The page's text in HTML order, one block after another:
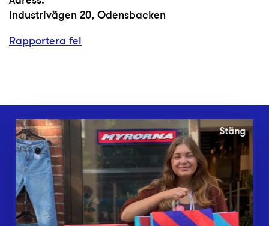
Industrivägen 20, Odensbacken
Rapportera fel
Webbshop
Butiker
Lämna in
Vårt överskott
Stäng